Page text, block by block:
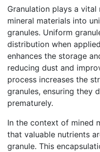
Granulation plays a
mineral materials into
granules. Uniform
distribution when
enhances the storage
reducing dust and
process increases the
granules, ensuring they
prematurely.
In the context of mined
that valuable nutrients
granule. This